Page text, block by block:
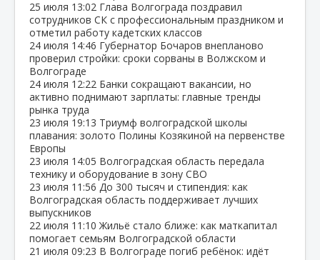
25 июля 13:02 Глава Волгограда поздравил
сотрудников СК с профессиональным праздником и
отметил работу кадетских классов
24 июля 14:46 Губернатор Бочаров внепланово
проверил стройки: сроки сорваны в Волжском и
Волгограде
24 июля 12:22 Банки сокращают вакансии, но
активно поднимают зарплаты: главные тренды
рынка труда
23 июля 19:13 Триумф волгоградской школы
плавания: золото Полины Козякиной на первенстве
Европы
23 июля 14:05 Волгоградская область передала
технику и оборудование в зону СВО
23 июля 11:56 До 300 тысяч и стипендия: как
Волгоградская область поддерживает лучших
выпускников
22 июля 11:10 Жильё стало ближе: как маткапитал
помогает семьям Волгоградской области
21 июля 09:23 В Волгограде погиб ребёнок: идёт